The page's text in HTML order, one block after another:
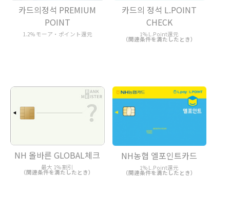
카드의정석 PREMIUM
POINT
1.2% モーア・ポイント還元
카드의 정석 L.POINT
CHECK
1% L.Point還元
（関連条件を満たしたとき）
NH 올바른 GLOBAL체크
最大 1% 割引
（関連条件を満たしたとき）
NH농협 엘포인트카드
1% L.Point還元
（関連条件を満たしたとき）